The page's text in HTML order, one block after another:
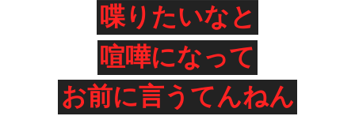
喋りたいなと
喧嘩になって
お前に言うてんねん